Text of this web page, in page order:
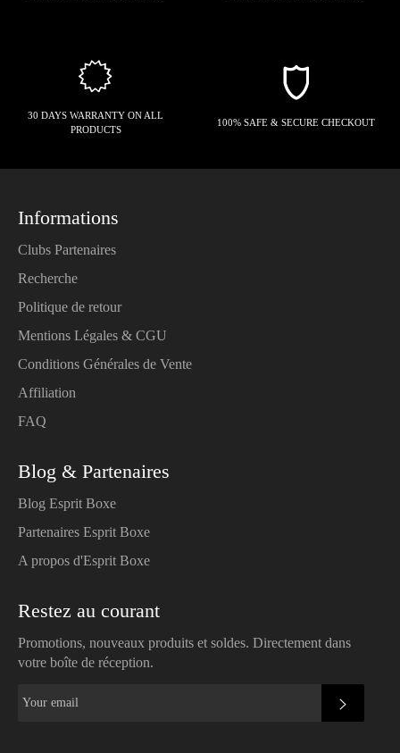
30 DAYS WARRANTY ON ALL
PRODUCTS
100% SAFE & SECURE CHECKOUT
Informations
Clubs Partenaires
Recherche
Politique de retour
Mentions Légales & CGU
Conditions Générales de Vente
Affiliation
FAQ
Blog & Partenaires
Blog Esprit Boxe
Partenaires Esprit Boxe
A propos d'Esprit Boxe
Restez au courant
Promotions, nouveaux produits et soldes. Directement dans
votre boîte de réception.